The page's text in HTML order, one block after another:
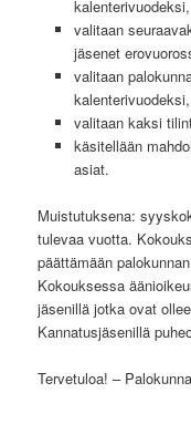
kalenterivuodeksi,
valitaan
jäsenet
valitaan
kalenterivuodeksi,
valitaan kaksi
käsitellään
asiat.
Muistutuksena:
tulevaa vuotta.
päättämään
Kokouksessa
jäsenillä jotka ovat
Kannatusjäsenillä
Tervetuloa! –